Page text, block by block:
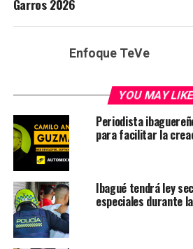
Garros 2026
Enfoque TeVe
YOU MAY
Periodista
para facilitar la
Ibagué tendrá ley
especiales durante